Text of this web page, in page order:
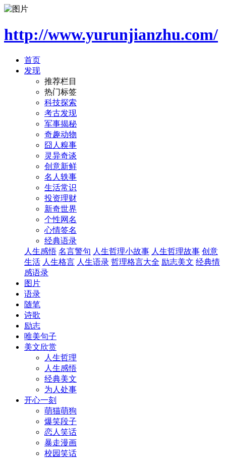
http://www.yurunjianzhu.com/
首页
发现
推荐栏目
热门标签
科技探索
考古发现
军事揭秘
奇趣动物
囧人糗事
灵异奇谈
创意新鲜
名人轶事
生活常识
投资理财
新奇世界
个性网名
心情签名
经典语录
人生感悟 名言警句 人生哲理小故事 人生哲理故事 创意
生活 人生格言 人生语录 哲理格言大全 励志美文 经典情
感语录
图片
语录
随笔
诗歌
励志
唯美句子
美文欣赏
人生哲理
人生感悟
经典美文
为人处事
开心一刻
萌猫萌狗
爆笑段子
恋人笑话
暴走漫画
校园笑话